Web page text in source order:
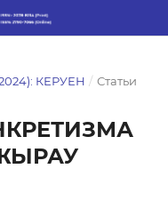
КЕРУЕН / Статьи